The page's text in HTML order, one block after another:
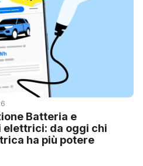
Batteria e
elettrici: da oggi chi
ha più potere